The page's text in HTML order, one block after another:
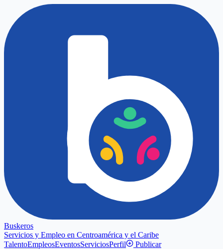
Buskeros
Servicios y Empleo en Centroamérica y el Caribe
TalentoEmpleosEventosServiciosPerfil Publicar